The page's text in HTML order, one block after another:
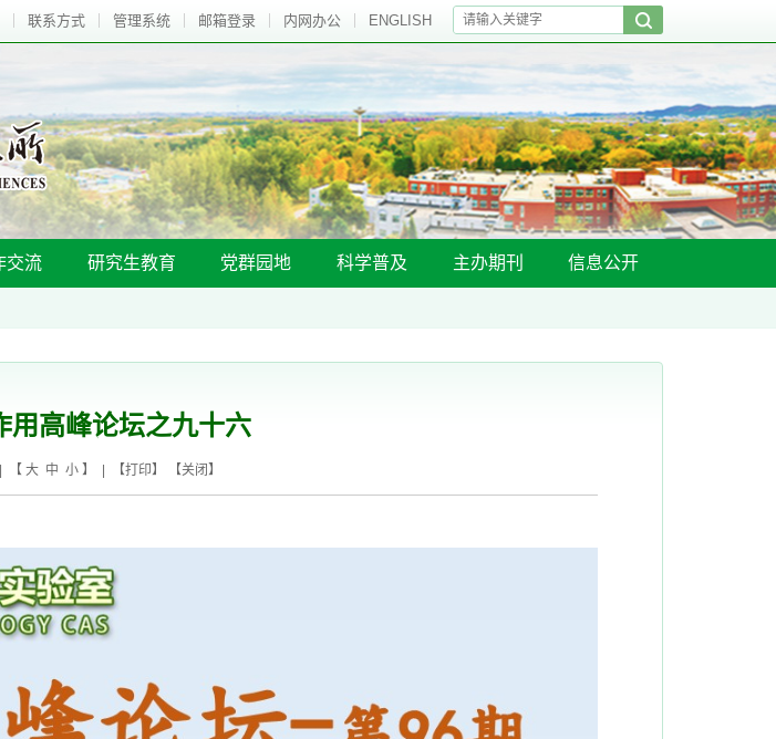
联系方式 管理系统 邮箱登录 内网办公 ENGLISH
交流 研究生教育 党群园地 科学普及 主办期刊 信息公开
用高峰论坛之九十六
| 【 大 中 小】 | 【打印】 【关闭 】